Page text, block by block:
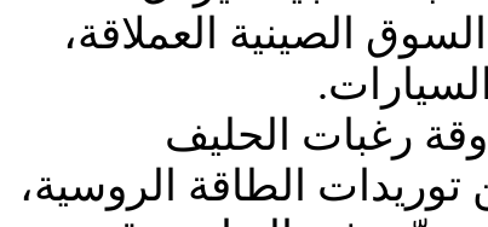
الصينية العملاقة،
رغبات الحليف
الطاقة الروسية،